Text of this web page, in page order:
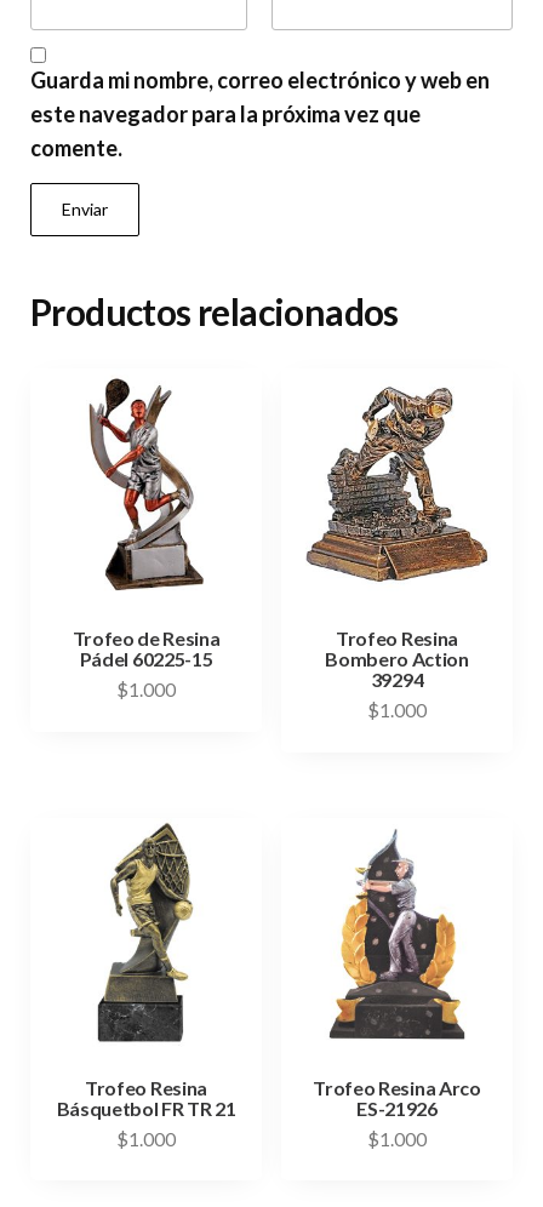
Guarda mi nombre, correo electrónico y web en
este navegador para la próxima vez que
comente.
Productos relacionados
Trofeo de Resina
Pádel 60225-15
$1.000
Trofeo Resina
Bombero Action
39294
$1.000
Trofeo Resina
Básquetbol FR TR 21
$1.000
Trofeo Resina Arco
ES-21926
$1.000